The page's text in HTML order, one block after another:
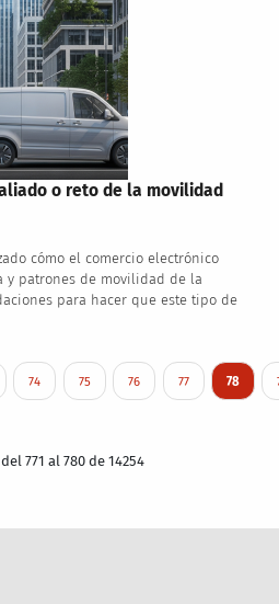
o reto de la movilidad
cómo el comercio electrónico
y patrones de movilidad de la
para hacer que este tipo de
Page
74 Page
75 Page
76 Page
77 Current
78
771 al 780 de 14254